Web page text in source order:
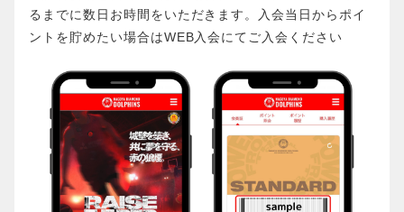
るまでに数日お時間をいただきます。入会当日からポイ
ントを貯めたい場合はWEB入会にてご入会ください